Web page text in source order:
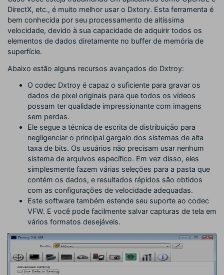
DirectX, etc., é muito melhor usar o Dxtory. Esta ferramenta é
bem conhecida por seu processamento de altíssima
velocidade, devido à sua capacidade de adquirir todos os
elementos de dados diretamente no buffer de memória de
superfície.
Abaixo estão alguns recursos avançados do Dxtroy:
O codec Dxtroy é capaz o suficiente para gravar os
dados de pixel originais para que todos os vídeos
possam ter qualidade impressionante com imagens
sem perdas.
Ele segue a técnica de escrita de distribuição para
negligenciar o principal gargalo dos sistemas de alta
taxa de bits. Os usuários não precisam usar nenhum
sistema de arquivos específico. Em vez disso, eles
simplesmente fazem várias seleções para a pasta que
contém os dados, e resultados rápidos são obtidos
com as configurações de velocidade adequadas.
Este software também estende seu suporte ao codec
VFW. E você pode facilmente salvar capturas de tela em
vários formatos desejáveis.